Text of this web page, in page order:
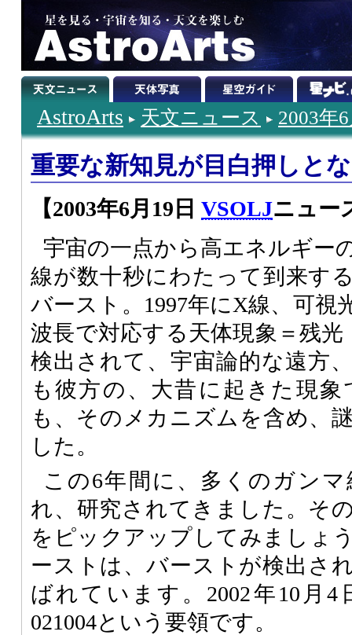
AstroArts 天文ニュース 2003年
重要な新知見が目白押しと
【2003年6月19日 VSOLJニュー
宇宙の一点から高エネルギー
線が数十秒にわたって到来す
バースト。1997年にX線、可視
波長で対応する天体現象＝残光
検出されて、宇宙論的な遠方
も彼方の、大昔に起きた現
も、そのメカニズムを含め、
した。
この6年間に、多くのガン
れ、研究されてきました。そ
をピックアップしてみましょ
ーストは、バーストが検出さ
ばれています。2002年10月4
021004という要領です。